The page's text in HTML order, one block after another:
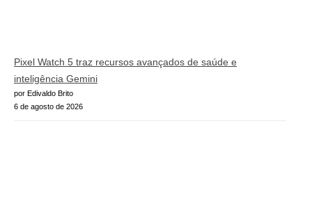
Pixel Watch 5 traz recursos avançados de saúde e
inteligência Gemini
por Edivaldo Brito
6 de agosto de 2026